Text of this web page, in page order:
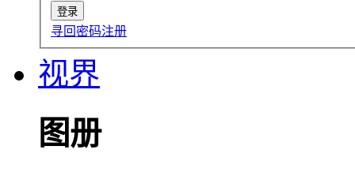
寻回密码注册
视界
图册